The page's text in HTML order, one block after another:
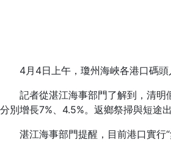
4月4日上午，瓊州海峽各港口碼
記者從湛江海事部門了解到，清
分別增長7%、4.5%。返鄉祭掃與短途
湛江海事部門提醒，目前港口實行